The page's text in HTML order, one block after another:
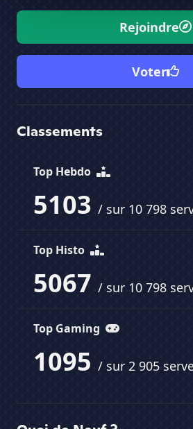
Rejoindre
Voter
Classements
Top Hebdo
5103 / sur 10 798
Top Histo
5067 / sur 10 798
Top Gaming
1095 / sur 2 905